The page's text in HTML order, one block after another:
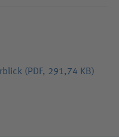
(PDF, 291,74 KB)